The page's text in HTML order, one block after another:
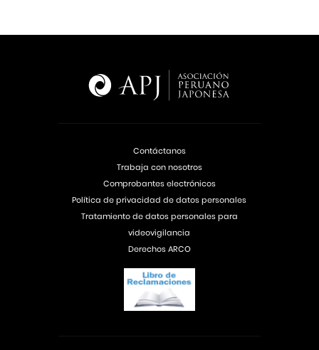
Contáctanos
Trabaja con nosotros
Comprobantes electrónicos
Política de privacidad de datos personales
Tratamiento de datos personales para
videovigilancia
Derechos ARCO